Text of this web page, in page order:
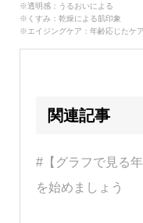
※透明感：うるおいによる
※くすみ：乾燥による肌印象
※エイジングケア：年齢応じたケア
関連記事
#【グラフで見る
を始めましょう